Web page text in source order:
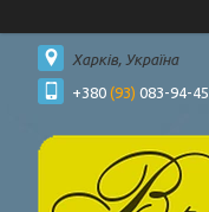
Харків, Україна
+380 (93) 083-94-45